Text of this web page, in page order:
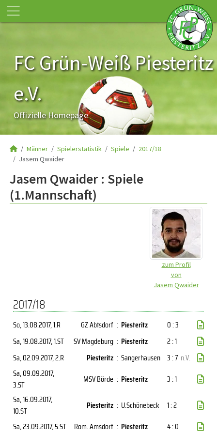
FC Grün-Weiß Piesteritz
e.V.
Offizielle Homepage
Männer Spielerstatistik Spiele
2017/18
Jasem Qwaider
Jasem Qwaider : Spiele
(1.Mannschaft)
zum Profil
von
Jasem Qwaider
2017/18
So, 13.08.2017, 1.R GZ Abtsdorf : Piesteritz
0 : 3
Sa, 19.08.2017, 1.ST SV Magdeburg : Piesteritz
2 : 1
Sa, 02.09.2017, 2.R Piesteritz : Sangerhausen 3 : 7 n.V.
Sa, 09.09.2017,
3.ST
MSV Börde : Piesteritz
3 : 1
Sa, 16.09.2017,
10.ST
Piesteritz : U.Schönebeck
1 : 2
Sa, 23.09.2017, 5.ST Rom. Amsdorf : Piesteritz 4 : 0